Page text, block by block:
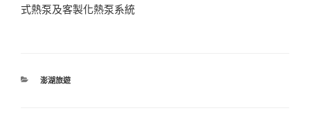
式熱泵及客製化熱泵系統
分
澎湖旅遊